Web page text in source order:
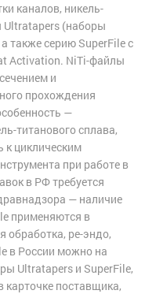
каналов, никель-
(наборы
также серию SuperFile с
Activation. NiTi-файлы
и
прохождения
—
титанового сплава,
к циклическим
при работе в
в РФ требуется
— наличие
применяются в
обработка, ре-эндо,
в России можно на
Ultratapers и SuperFile,
карточке поставщика,